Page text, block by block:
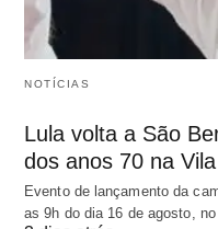
NOTÍCIAS
Lula volta a São
dos anos 70 na
Evento de lançamento da
as 9h do dia 16 de agosto,